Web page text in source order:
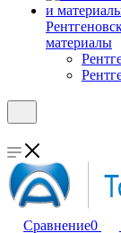
материалы
Сравнение0